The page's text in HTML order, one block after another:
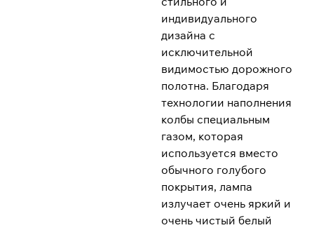
индивидуального
дизайна с
исключительной
видимостью дорожного
полотна. Благодаря
технологии наполнения
колбы специальным
газом, которая
используется вместо
обычного голубого
покрытия, лампа
излучает очень яркий и
очень чистый белый